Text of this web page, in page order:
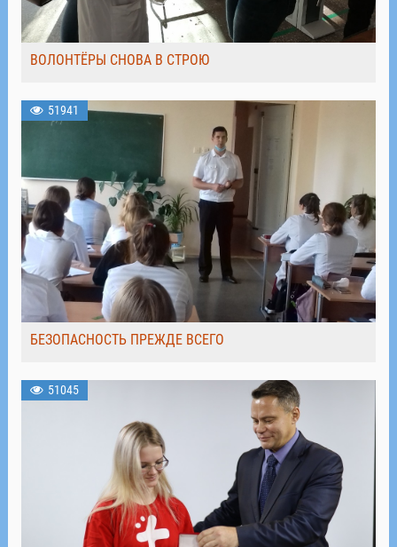
ВОЛОНТЁРЫ СНОВА В СТРОЮ
51941
БЕЗОПАСНОСТЬ ПРЕЖДЕ ВСЕГО
51045